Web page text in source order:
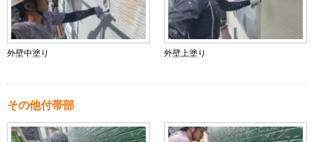
外壁中塗り 外壁上塗り
その他付帯部